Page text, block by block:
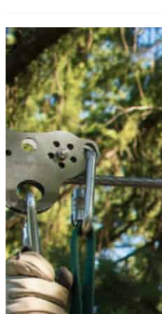
Rafting-,
Schwimm-
und
Wildlife-
Tour